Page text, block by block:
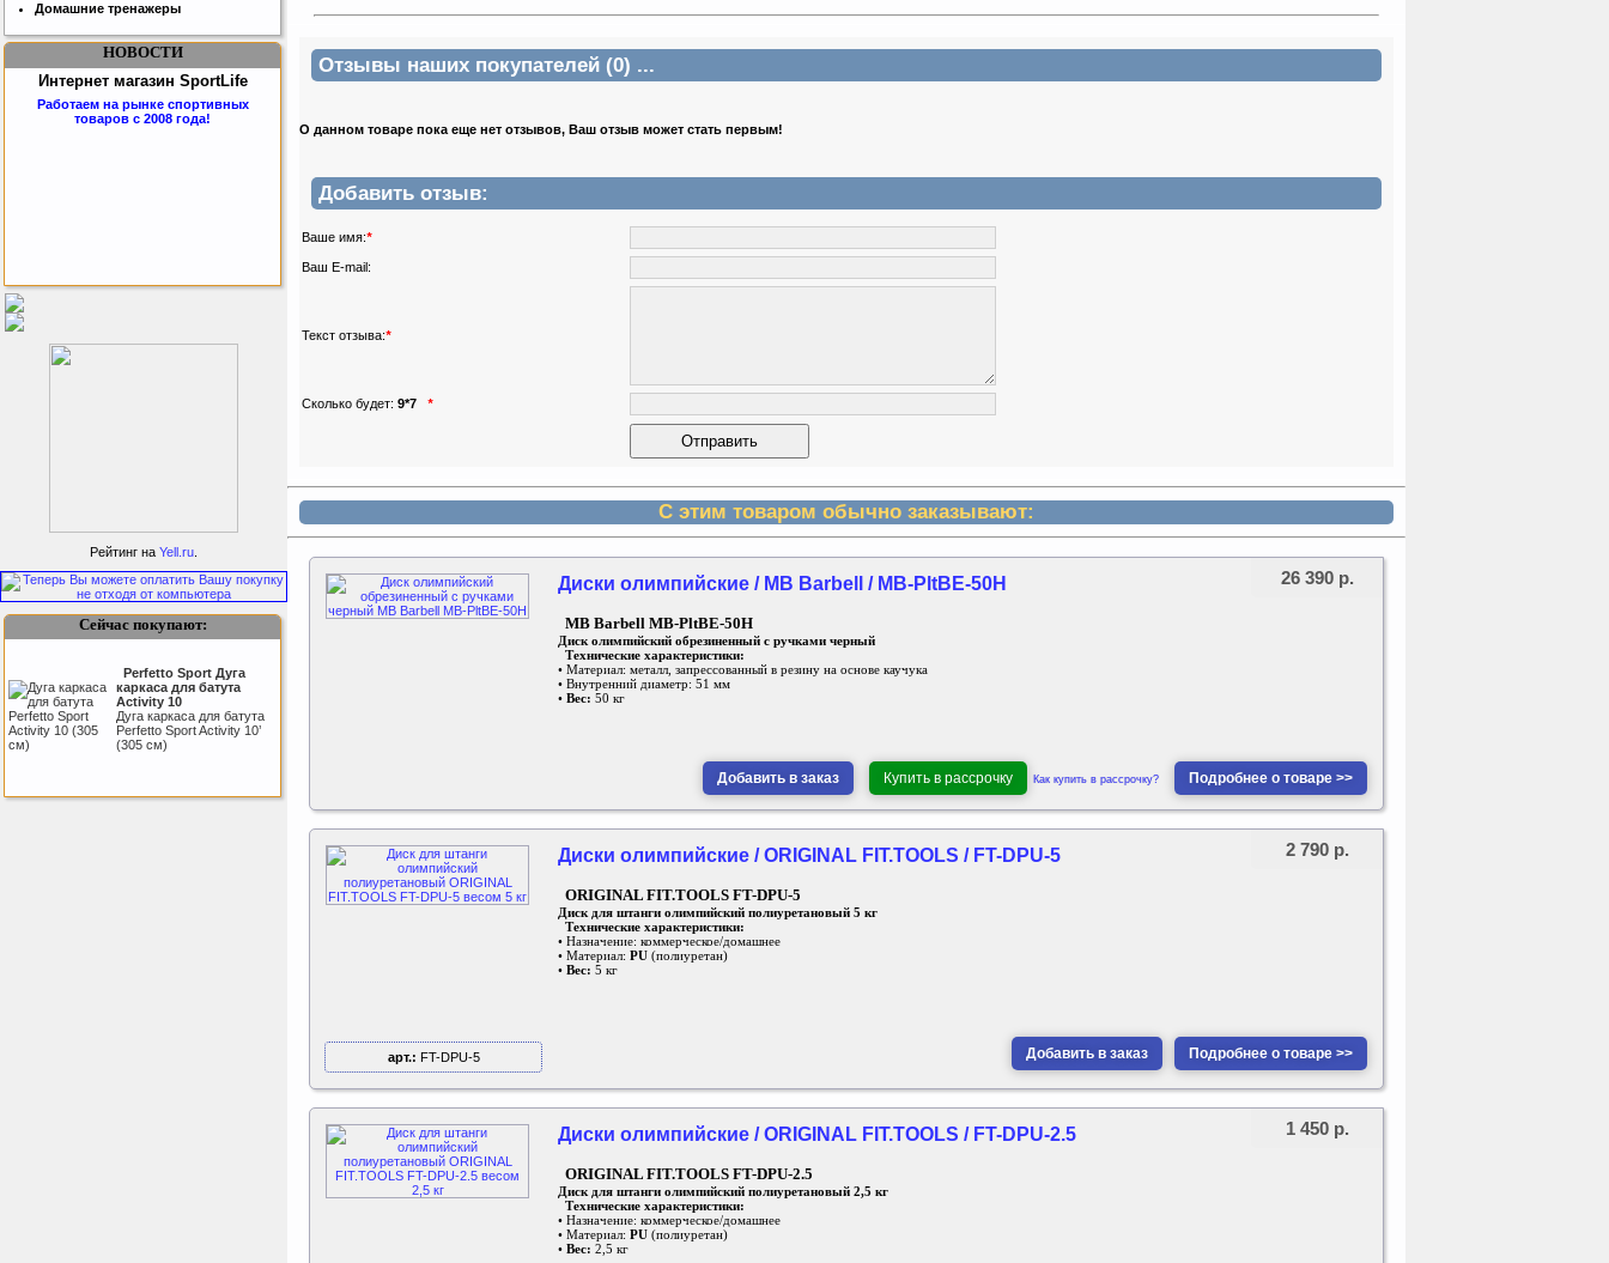
Отзывы наших покупателей (0) ...
О данном товаре пока еще нет отзывов, Ваш отзыв может стать первым!
Добавить отзыв:
Ваше имя:*
Ваш E-mail:
Текст отзыва:*
Сколько будет: 9*7 *
С этим товаром обычно заказывают:
Диски олимпийские / MB Barbell / MB-PltBE-50H
MB Barbell MB-PltBE-50H
Диск олимпийский обрезиненный с ручками черный
Технические характеристики:
• Материал: металл, запрессованный в резину на основе каучука
• Внутренний диаметр: 51 мм
• Вес: 50 кг
Добавить в заказ Купить в рассрочку Как купить в рассрочку? Подробнее о товаре >>
26 390 р.
Диски олимпийские / ORIGINAL FIT.TOOLS / FT-DPU-5
ORIGINAL FIT.TOOLS FT-DPU-5
Диск для штанги олимпийский полиуретановый 5 кг
Технические характеристики:
• Назначение: коммерческое/домашнее
• Материал: PU (полиуретан)
• Вес: 5 кг
арт.: FT-DPU-5 Добавить в заказ Подробнее о товаре >>
2 790 р.
Диски олимпийские / ORIGINAL FIT.TOOLS / FT-DPU-2.5
ORIGINAL FIT.TOOLS FT-DPU-2.5
Диск для штанги олимпийский полиуретановый 2,5 кг
Технические характеристики:
• Назначение: коммерческое/домашнее
• Материал: PU (полиуретан)
• Вес: 2,5 кг
1 450 р.
Домашние тренажеры
НОВОСТИ
Интернет магазин SportLife
Работаем на рынке спортивных
товаров с 2008 года!
SportLife
Как заставить женщину
заниматся спортом?
Рейтинг на Yell.ru
Сейчас покупают:
Perfetto Sport Дуга
каркаса для батута
Activity 10
Дуга каркаса для батута
Perfetto Sport Activity 10’
(305 см)